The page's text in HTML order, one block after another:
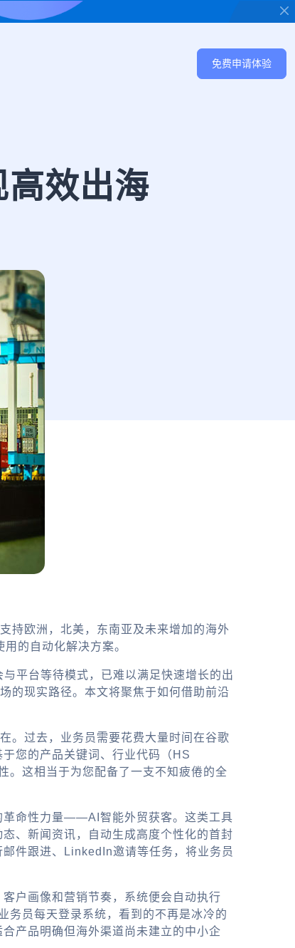
免费申请体验
效出海
持欧洲，北美，东南亚及未来增加的海外
的自动化解决方案。
平台等待模式，已难以满足快速增长的出
的现实路径。本文将聚焦于如何借助前沿
。过去，业务员需要花费大量时间在谷歌
您的产品关键词、行业代码（HS
。这相当于为您配备了一支不知疲倦的全
革命性力量——AI智能外贸获客。这类工具
、新闻资讯，自动生成高度个性化的首封
件跟进、LinkedIn邀请等任务，将业务员
户画像和营销节奏，系统便会自动执行
务员每天登录系统，看到的不再是冰冷的
产品明确但海外渠道尚未建立的中小企